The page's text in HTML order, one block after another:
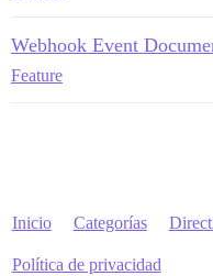
Webhook Event
Feature
Inicio Categorías
Política de privacidad